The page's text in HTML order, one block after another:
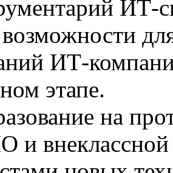
ИТ-
ИТ-
этапе.
на
внеклассной